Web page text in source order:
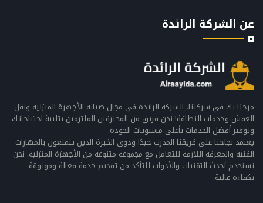
عن الشركة الرائدة
مرحبًا بك في شركتنا، الشركة الرائدة في مجال صيانة الأجهزة المنزلية ونقل
العفش وخدمات النظافة! نحن فريق من المحترفين الملتزمين بتلبية احتياجاتك
وتوفير أفضل الخدمات بأعلى مستويات الجودة.
يعتمد نجاحنا على فريقنا المدرب جيدًا وذوي الخبرة الذين يتمتعون بالمهارات
الفنية والمعرفة اللازمة للتعامل مع مجموعة متنوعة من الأجهزة المنزلية. نحن
نستخدم أحدث التقنيات والأدوات للتأكد من تقديم خدمة فعالة وموثوقة
بكفاءة عالية.